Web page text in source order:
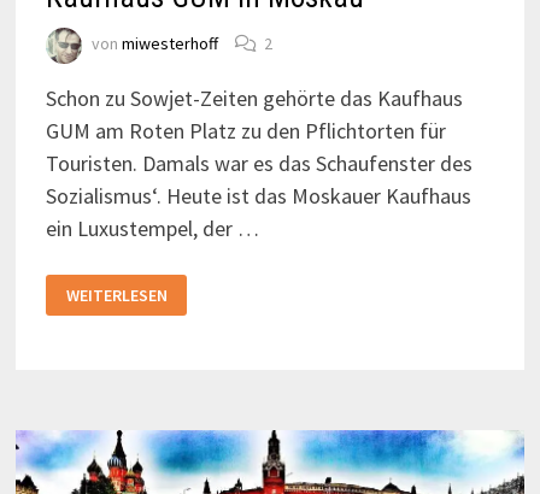
von miwesterhoff 2
Schon zu Sowjet-Zeiten gehörte das Kaufhaus
GUM am Roten Platz zu den Pflichtorten für
Touristen. Damals war es das Schaufenster des
Sozialismus‘. Heute ist das Moskauer Kaufhaus
ein Luxustempel, der …
GUM
IN
WEITERLESEN